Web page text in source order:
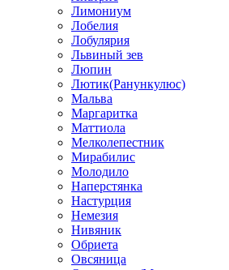
Лимониум
Лобелия
Лобулярия
Львиный зев
Люпин
Лютик(Ранункулюс)
Мальва
Маргаритка
Маттиола
Мелколепестник
Мирабилис
Молодило
Наперстянка
Настурция
Немезия
Нивяник
Обриета
Овсяница